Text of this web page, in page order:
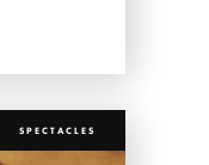
SPECTACLES